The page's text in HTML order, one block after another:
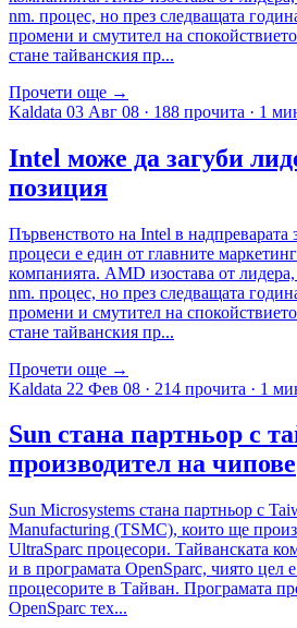
nm. процес, но през следващата
промени и смутител на
стане тайванския пр...
Прочети още →
Kaldata 03 Авг 08 · 188 прочита · 1
Intel може да загуби
позиция
Първенството на Intel в надпреварата
процеси е един от главните
компанията. AMD изостава от
nm. процес, но през следващата
промени и смутител на
стане тайванския пр...
Прочети още →
Kaldata 22 Фев 08 · 214 прочита · 1
Sun стана партньор с
производител на чипове
Sun Microsystems стана партньор с
Manufacturing (TSMC), които ще
UltraSparc процесори. Тайванската
и в програмата OpenSparc, чиято цел
процесорите в Тайван. Програмата
OpenSparc тех...